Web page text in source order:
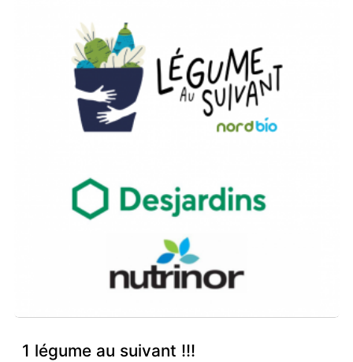
1 légume au suivant !!!